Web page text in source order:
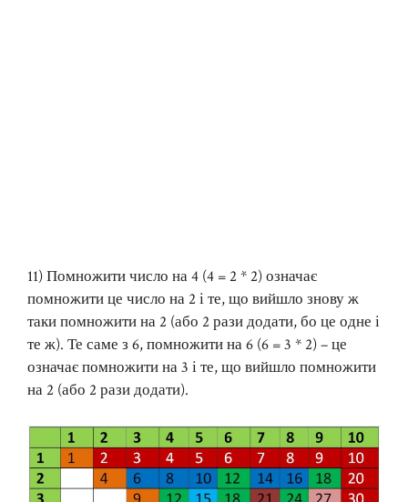
11) Помножити число на 4 (4 = 2 * 2) означає
помножити це число на 2 і те, що вийшло знову ж
таки помножити на 2 (або 2 рази додати, бо це одне і
те ж). Те саме з 6, помножити на 6 (6 = 3 * 2) – це
означає помножити на 3 і те, що вийшло помножити
на 2 (або 2 рази додати).